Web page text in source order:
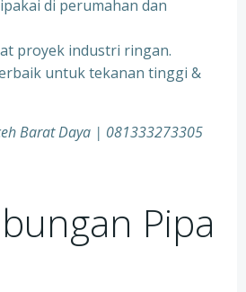
di perumahan dan
proyek industri ringan.
untuk tekanan tinggi &
Barat Daya | 081333273305
Pipa